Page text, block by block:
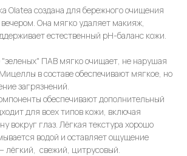
Olatea создана для бережного очищения
Она мягко удаляет макияж,
естественный pH-баланс кожи.
ПАВ мягко очищает, не нарушая
в составе обеспечивают мягкое, но
загрязнений.
обеспечивают дополнительный
для всех типов кожи, включая
вокруг глаз. Лёгкая текстура хорошо
водой и оставляет ощущение
лёгкий, свежий, цитрусовый.